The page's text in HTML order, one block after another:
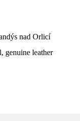
nad Orlicí
genuine leather